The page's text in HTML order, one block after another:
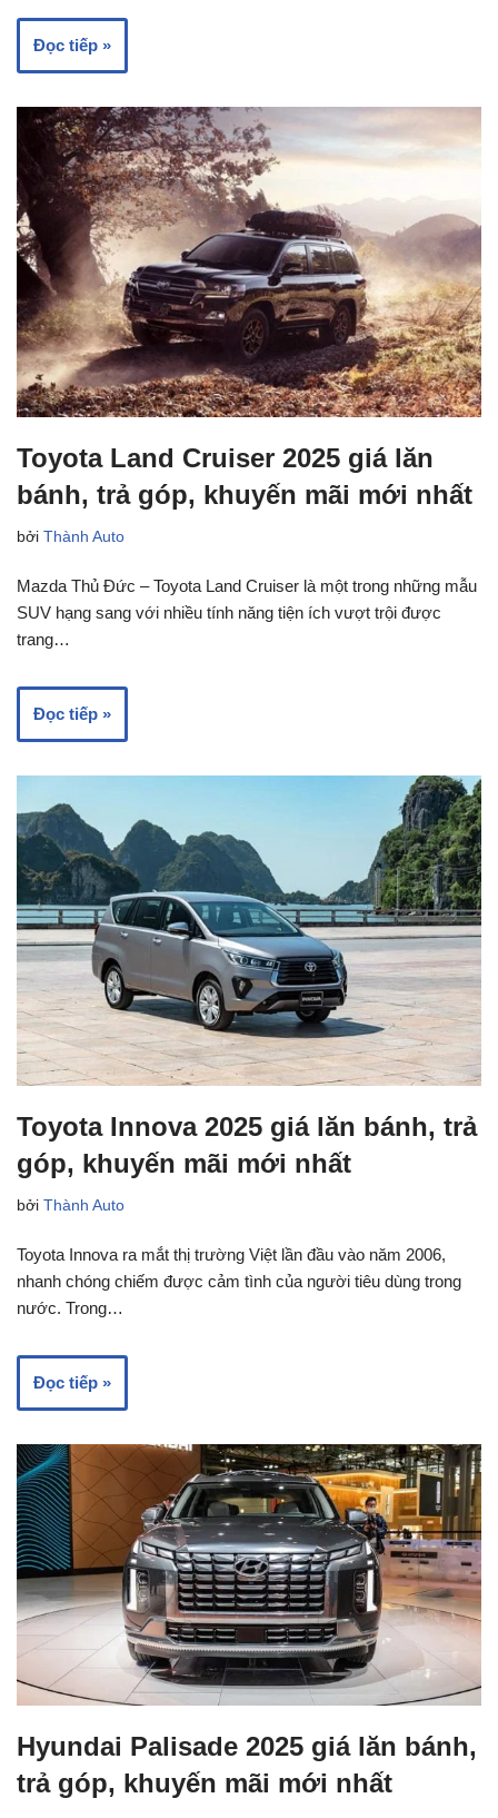
Đọc tiếp »
Toyota Land Cruiser 2025 giá lăn
bánh, trả góp, khuyến mãi mới nhất
bởi Thành Auto
Mazda Thủ Đức – Toyota Land Cruiser là một trong những mẫu
SUV hạng sang với nhiều tính năng tiện ích vượt trội được
trang…
Đọc tiếp »
Toyota Innova 2025 giá lăn bánh, trả
góp, khuyến mãi mới nhất
bởi Thành Auto
Toyota Innova ra mắt thị trường Việt lần đầu vào năm 2006,
nhanh chóng chiếm được cảm tình của người tiêu dùng trong
nước. Trong…
Đọc tiếp »
Hyundai Palisade 2025 giá lăn bánh,
trả góp, khuyến mãi mới nhất